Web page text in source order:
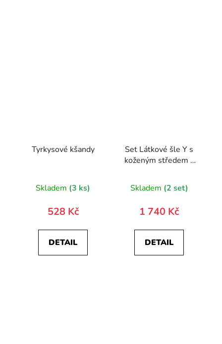
Tyrkysové kšandy
Skladem (3 ks)
528 Kč
DETAIL
Set Látkové šle Y s
koženým středem a
35 mm, motýlek a
kapesníček 881-
197863-0
Skladem (2 set)
1 740 Kč
DETAIL